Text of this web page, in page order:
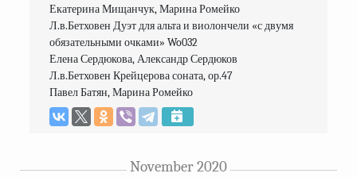
Екатерина Мищанчук, Марина Ромейко
Л.в.Бетховен Дуэт для альта и виолончели «с двумя
обязательными очками» Wo032
Елена Сердюкова, Александр Сердюков
Л.в.Бетховен Крейцерова соната, ор.47
November 2020